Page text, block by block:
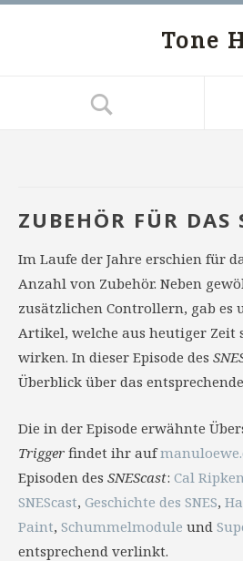
Tone
ZUBEHÖR FÜR DAS
Im Laufe der Jahre erschien für
Anzahl von Zubehör. Neben
zusätzlichen Controllern, gab es
Artikel, welche aus heutiger
wirken. In dieser Episode des
Überblick über das
Die in der Episode erwähnte
Trigger findet ihr auf
Episoden des SNEScast: Cal
SNEScast, Geschichte des SNES,
Paint, Schummelmodule und
entsprechend verlinkt.